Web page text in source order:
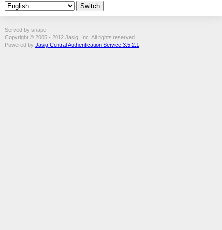
Served by snape
Copyright © 2005 - 2012 Jasig, Inc. All rights reserved.
Powered by Jasig Central Authentication Service 3.5.2.1